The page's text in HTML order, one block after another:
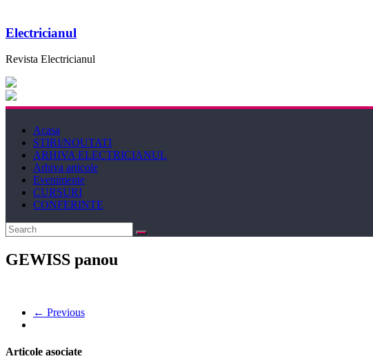
Electricianul
Revista Electricianul
Acasa
STIRI/NOUTATI
ARHIVA ELECTRICIANUL
Arhiva articole
Evenimente
CURSURI
CONFERINTE
GEWISS panou
← Previous
Articole asociate